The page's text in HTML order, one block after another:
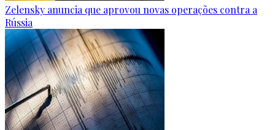
Zelensky anuncia que aprovou novas operações contra a
Rússia